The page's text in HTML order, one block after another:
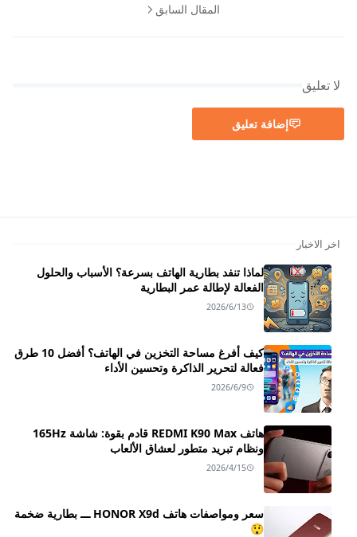
المقال السابق
لا تعليق
إضافة تعليق
اخر الاخبار
لماذا تنفد بطارية الهاتف بسرعة؟ الأسباب والحلول
الفعالة لإطالة عمر البطارية
2026/6/13
كيف أفرغ مساحة التخزين في الهاتف؟ أفضل 10 طرق
فعالة لتحرير الذاكرة وتحسين الأداء
2026/6/9
هاتف REDMI K90 Max قادم بقوة: شاشة 165Hz
ونظام تبريد متطور لعشاق الألعاب
2026/4/15
سعر ومواصفات هاتف HONOR X9d ـــ بطارية ضخمة
😲